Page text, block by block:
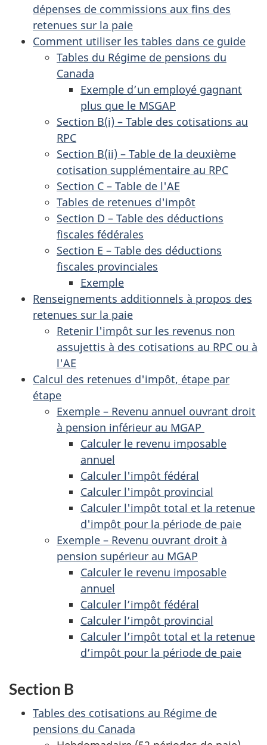
dépenses de commissions aux fins des
retenues sur la paie
Comment utiliser les tables dans ce guide
Tables du Régime de pensions du
Canada
Exemple d’un employé gagnant
plus que le MSGAP
Section B(i) – Table des cotisations au
RPC
Section B(ii) – Table de la deuxième
cotisation supplémentaire au RPC
Section C – Table de l'AE
Tables de retenues d'impôt
Section D – Table des déductions
fiscales fédérales
Section E – Table des déductions
fiscales provinciales
Exemple
Renseignements additionnels à propos des
retenues sur la paie
Retenir l'impôt sur les revenus non
assujettis à des cotisations au RPC ou à
l'AE
Calcul des retenues d'impôt, étape par
étape
Exemple – Revenu annuel ouvrant droit
à pension inférieur au MGAP
Calculer le revenu imposable
annuel
Calculer l'impôt fédéral
Calculer l'impôt provincial
Calculer l'impôt total et la retenue
d'impôt pour la période de paie
Exemple – Revenu ouvrant droit à
pension supérieur au MGAP
Calculer le revenu imposable
annuel
Calculer l’impôt fédéral
Calculer l’impôt provincial
Calculer l’impôt total et la retenue
d’impôt pour la période de paie
Section B
Tables des cotisations au Régime de
pensions du Canada